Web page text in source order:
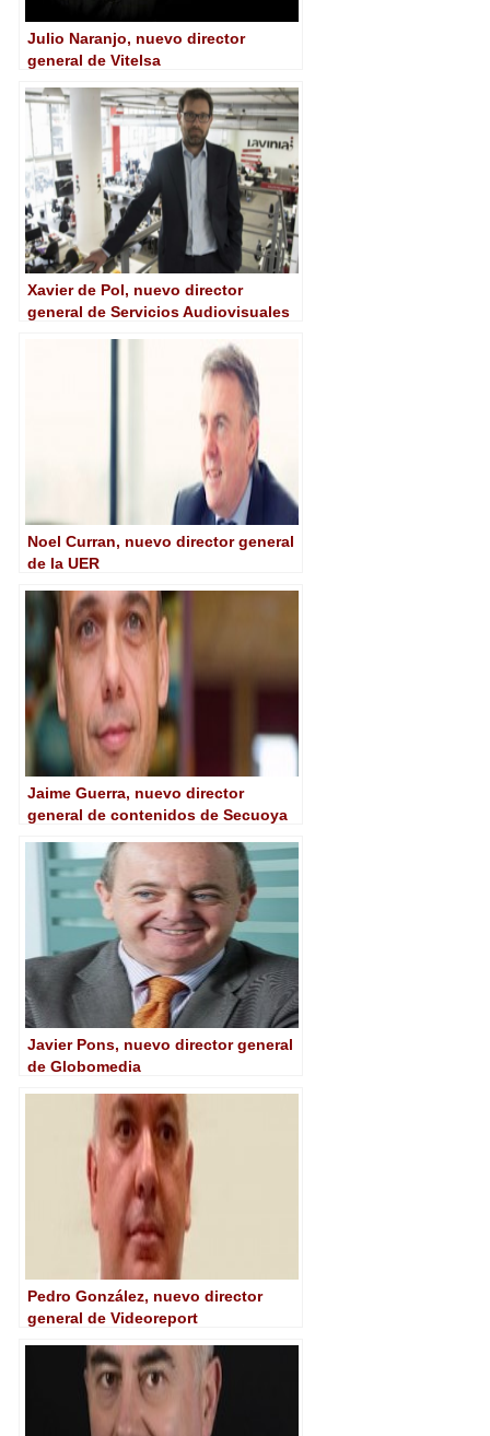
Julio Naranjo, nuevo director
general de Vitelsa
Xavier de Pol, nuevo director
general de Servicios Audiovisuales
Noel Curran, nuevo director general
de la UER
Jaime Guerra, nuevo director
general de contenidos de Secuoya
Javier Pons, nuevo director general
de Globomedia
Pedro González, nuevo director
general de Videoreport